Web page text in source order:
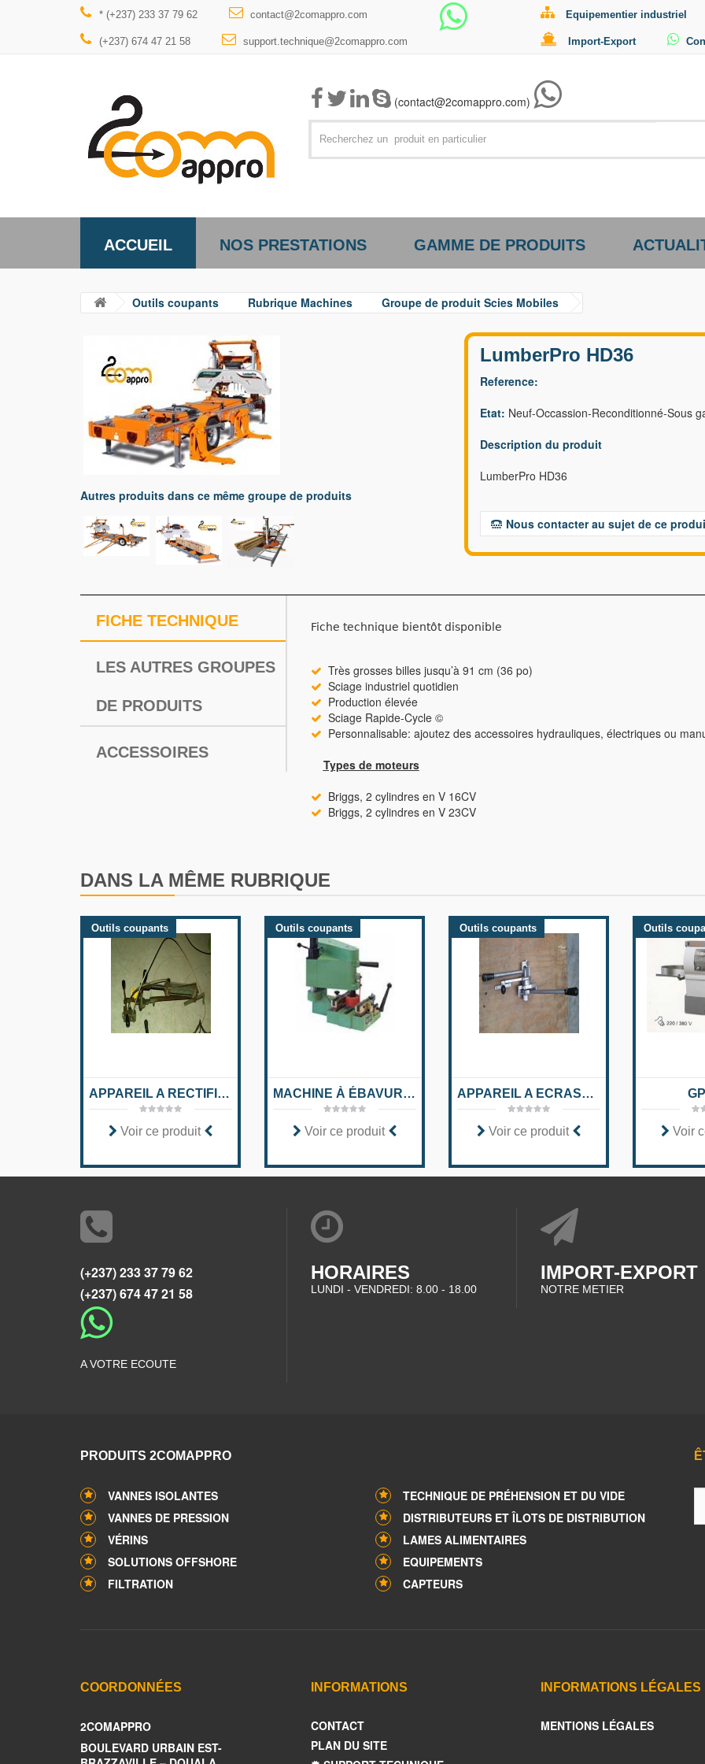
* (+237) 233 37 79 62 contact@2comappro.com
(+237) 674 47 21 58 support.technique@2comappro.com
Equipementier industriel
Import-Export
(contact@2comappro.com)
ACCUEIL NOS PRESTATIONS GAMME DE PRODUITS
Outils coupants Rubrique Machines Groupe de produit Scies Mobiles
Autres produits dans ce même groupe de produits
LumberPro HD36
Reference:
Etat: Neuf-Occassion-Reconditionné-Sous
Description du produit
LumberPro HD36
Nous contacter au sujet de ce
FICHE TECHNIQUE
LES AUTRES GROUPES
DE PRODUITS
ACCESSOIRES
Fiche technique bientôt disponible
Très grosses billes jusqu’à 91 cm (36 po)
Sciage industriel quotidien
Production élevée
Sciage Rapide-Cycle ©
Personnalisable: ajoutez des accessoires hydrauliques, électriques ou
Types de moteurs
Briggs, 2 cylindres en V 16CV
Briggs, 2 cylindres en V 23CV
DANS LA MÊME RUBRIQUE
Outils coupants
APPAREIL A RECTIFIER PNEUMATIQUE ALLIGATOR
Voir ce produit
Outils coupants
MACHINE À ÉBAVURER
Voir ce produit
Outils coupants
APPAREIL A ECRASER MFG.CO 2837
Voir ce produit
Outils
Voir
(+237) 233 37 79 62
(+237) 674 47 21 58
A VOTRE ECOUTE
HORAIRES
LUNDI - VENDREDI: 8.00 - 18.00
IMPORT-EXPORT
NOTRE METIER
PRODUITS 2COMAPPRO
VANNES ISOLANTES
TECHNIQUE DE PRÉHENSION ET DU VIDE
VANNES DE PRESSION
DISTRIBUTEURS ET ÎLOTS DE DISTRIBUTION
VÉRINS
LAMES ALIMENTAIRES
SOLUTIONS OFFSHORE
EQUIPEMENTS
FILTRATION
CAPTEURS
COORDONNÉES
2COMAPPRO
BOULEVARD URBAIN EST-
INFORMATIONS
CONTACT
PLAN DU SITE
INFORMATIONS LÉGALES
MENTIONS LÉGALES